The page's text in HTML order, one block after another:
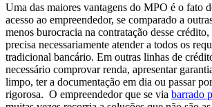
Uma das maiores vantagens do MPO é o fato
acesso ao empreendedor, se comparado a
menos burocracia na contratação desse
precisa necessariamente atender a todos os
tradicional bancário. Em outras linhas de
necessário comprovar renda, apresentar
limpo, ter a documentação em dia ou passar
rigorosa. O empreendedor que se via barrado